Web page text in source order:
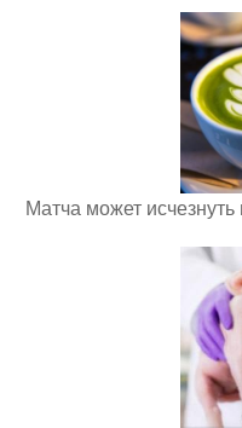
Матча может исчезнуть